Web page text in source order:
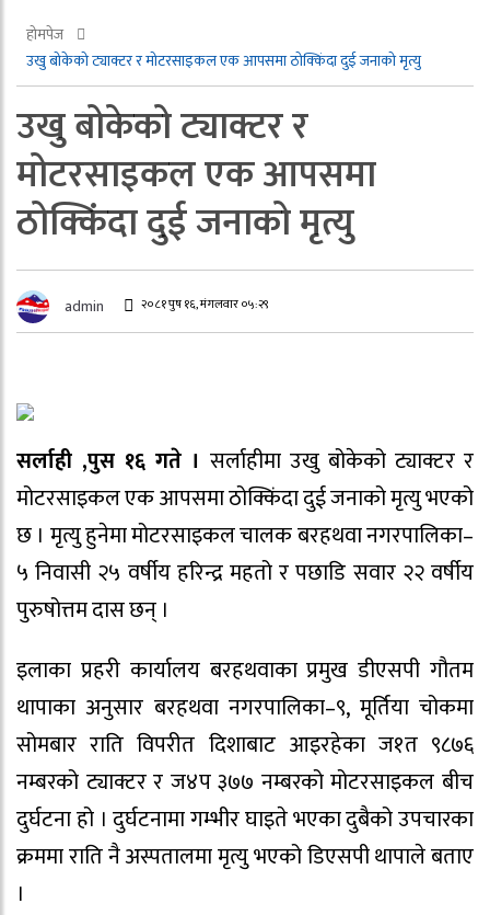
होमपेज
उखु बोकेको ट्याक्टर र मोटरसाइकल एक आपसमा ठोक्किंदा दुई जनाको मृत्यु
उखु बोकेको ट्याक्टर र
मोटरसाइकल एक आपसमा
ठोक्किंदा दुई जनाको मृत्यु
admin २०८१ पुष १६, मंगलवार ०५:२९
सर्लाही ,पुस १६ गते । सर्लाहीमा उखु बोकेको ट्याक्टर र
मोटरसाइकल एक आपसमा ठोक्किंदा दुई जनाको मृत्यु भएको
छ । मृत्यु हुनेमा मोटरसाइकल चालक बरहथवा नगरपालिका–
५ निवासी २५ वर्षीय हरिन्द्र महतो र पछाडि सवार २२ वर्षीय
पुरुषोत्तम दास छन् ।
इलाका प्रहरी कार्यालय बरहथवाका प्रमुख डीएसपी गौतम
थापाका अनुसार बरहथवा नगरपालिका–९, मूर्तिया चोकमा
सोमबार राति विपरीत दिशाबाट आइरहेका ज१त ९८७६
नम्बरको ट्याक्टर र ज४प ३७७ नम्बरको मोटरसाइकल बीच
दुर्घटना हो । दुर्घटनामा गम्भीर घाइते भएका दुबैको उपचारका
क्रममा राति नै अस्पतालमा मृत्यु भएको डिएसपी थापाले बताए
।